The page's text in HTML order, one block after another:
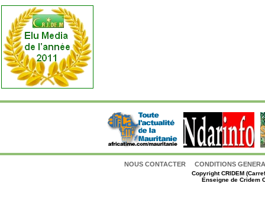
NOUS CONTACTER CONDITIONS
CopyrightCRIDEM
Enseigne de Cridem